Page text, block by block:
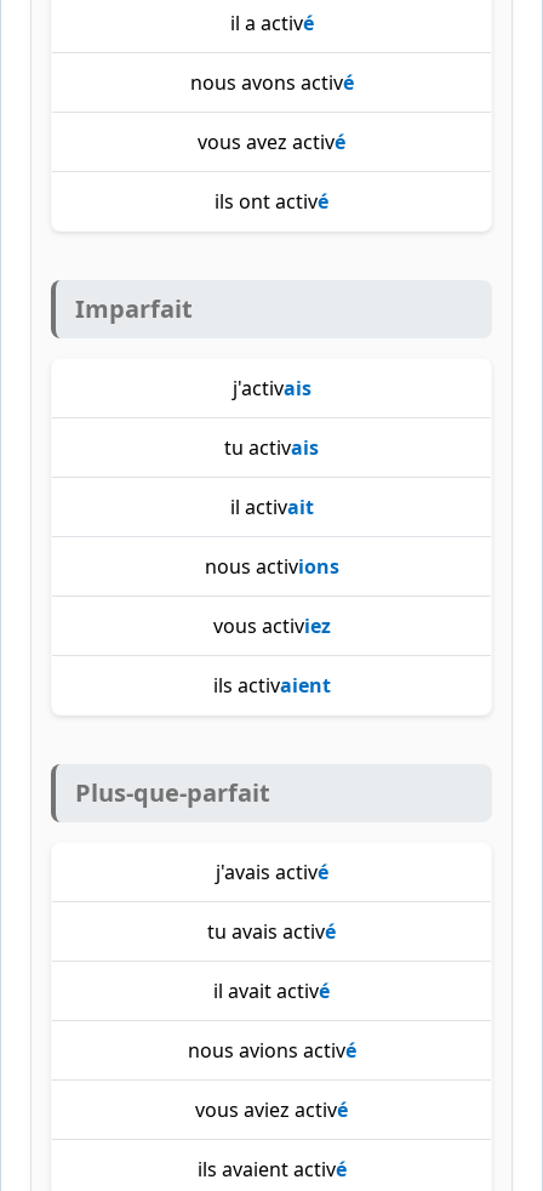
il a activé
nous avons activé
vous avez activé
ils ont activé
Imparfait
j'activais
tu activais
il activait
nous activions
vous activiez
ils activaient
Plus-que-parfait
j'avais activé
tu avais activé
il avait activé
nous avions activé
vous aviez activé
ils avaient activé